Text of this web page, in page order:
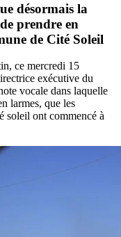
désormais la
prendre en
de Cité Soleil
ce mercredi 15
exécutive du
vocale dans laquelle
larmes, que les
soleil ont commencé à